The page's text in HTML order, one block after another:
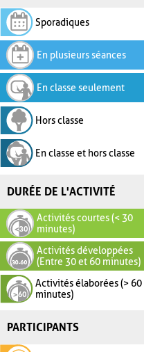
Sporadiques
En plusieurs séances
En classe seulement
Hors classe
En classe et hors classe
DURÉE DE L'ACTIVITÉ
Activités courtes (< 30
minutes)
Activités développées
(Entre 30 et 60 minutes)
Activités élaborées (> 60
minutes)
PARTICIPANTS